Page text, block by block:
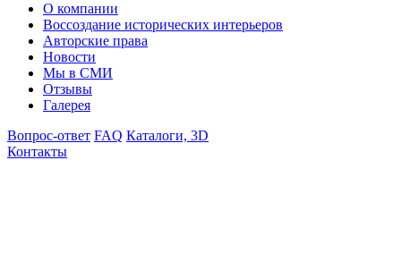
О компании
Воссоздание исторических интерьеров
Авторские права
Новости
Мы в СМИ
Отзывы
Галерея
Вопрос-ответ FAQ Каталоги, 3D
Контакты